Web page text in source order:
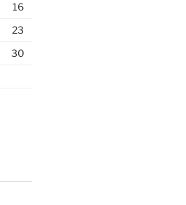
16
23
30